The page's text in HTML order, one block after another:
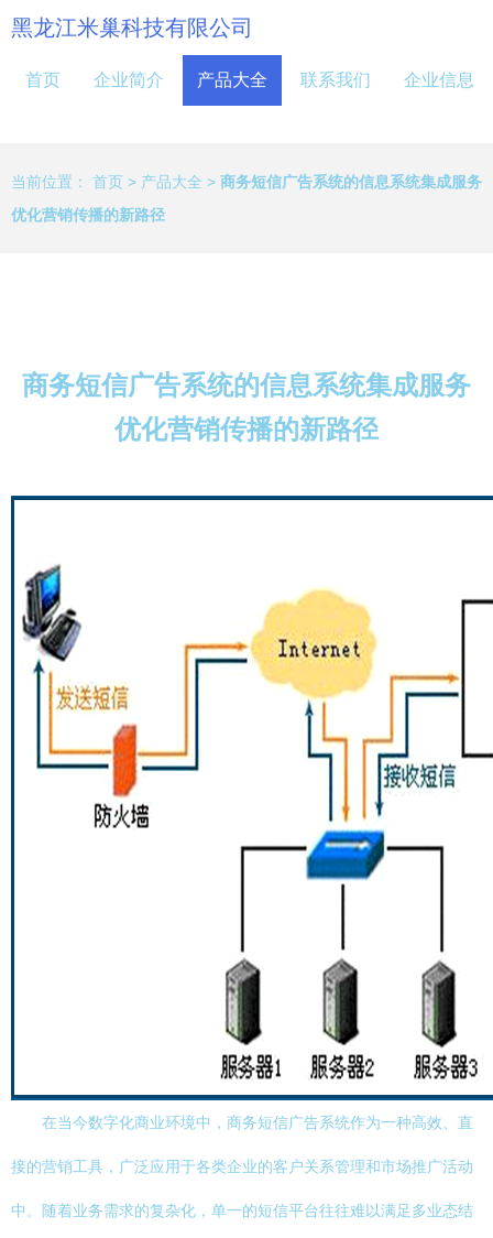
黑龙江米巢科技有限公司
首页 企业简介 产品大全 联系我们 企业信息
当前位置： 首页 > 产品大全 > 商务短信广告系统的信息系统集成服务
优化营销传播的新路径
商务短信广告系统的信息系统集成服务
优化营销传播的新路径
在当今数字化商业环境中，商务短信广告系统作为一种高效、直
接的营销工具，广泛应用于各类企业的客户关系管理和市场推广活动
中。随着业务需求的复杂化，单一的短信平台往往难以满足多业态结